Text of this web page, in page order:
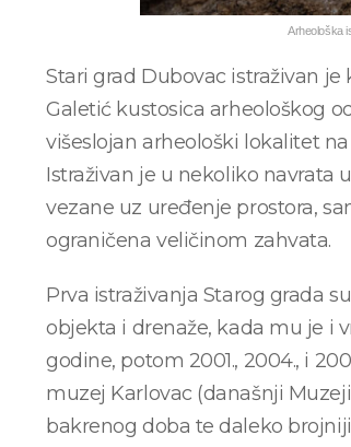
Arheološka
Stari grad Dubovac istraživan
Galetić kustosica arheološkog
višeslojan arheološki lokalitet
Istraživan je u nekoliko
vezane uz uređenje prostora,
ograničena veličinom zahvata.
Prva istraživanja Starog grada
objekta i drenaže, kada mu je i
godine, potom 2001., 2004., i
muzej Karlovac (današnji
bakrenog doba te daleko